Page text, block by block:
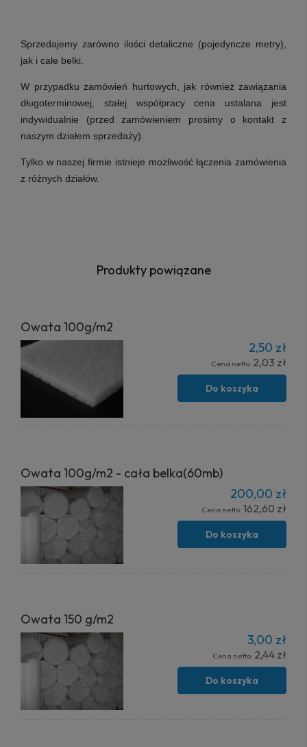
Sprzedajemy zarówno ilości detaliczne (pojedyncze metry),
jak i całe belki.
W przypadku zamówień hurtowych, jak również zawiązania
długoterminowej, stałej współpracy cena ustalana jest
indywidualnie (przed zamówieniem prosimy o kontakt z
naszym działem sprzedaży).
Tylko w naszej firmie istnieje możliwość łączenia zamówienia
z różnych działów.
Produkty powiązane
Owata 100g/m2
2,50 zł
Cena netto: 2,03 zł
Do koszyka
Owata 100g/m2 - cała belka(60mb)
200,00 zł
Cena netto: 162,60 zł
Do koszyka
Owata 150 g/m2
3,00 zł
Cena netto: 2,44 zł
Do koszyka